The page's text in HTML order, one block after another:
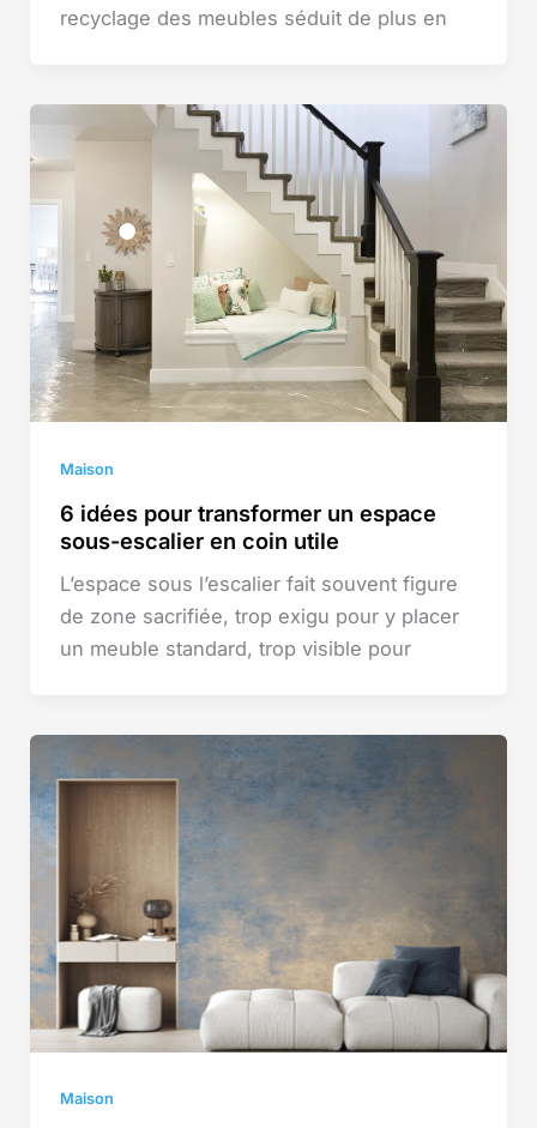
recyclage des meubles séduit de plus en
Maison
6 idées pour transformer un espace
sous-escalier en coin utile
L’espace sous l’escalier fait souvent figure
de zone sacrifiée, trop exigu pour y placer
un meuble standard, trop visible pour
Maison